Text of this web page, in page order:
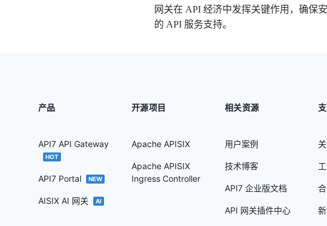
网关在 API 经济中发挥关键作用，确保
的 API 服务支持。
产品
API7 API Gateway
HOT
API7 Portal NEW
AISIX AI 网关 AI
开源项目
Apache APISIX
Apache APISIX
Ingress Controller
相关资源
用户案例
技术博客
API7 企业版文档
API 网关插件中心